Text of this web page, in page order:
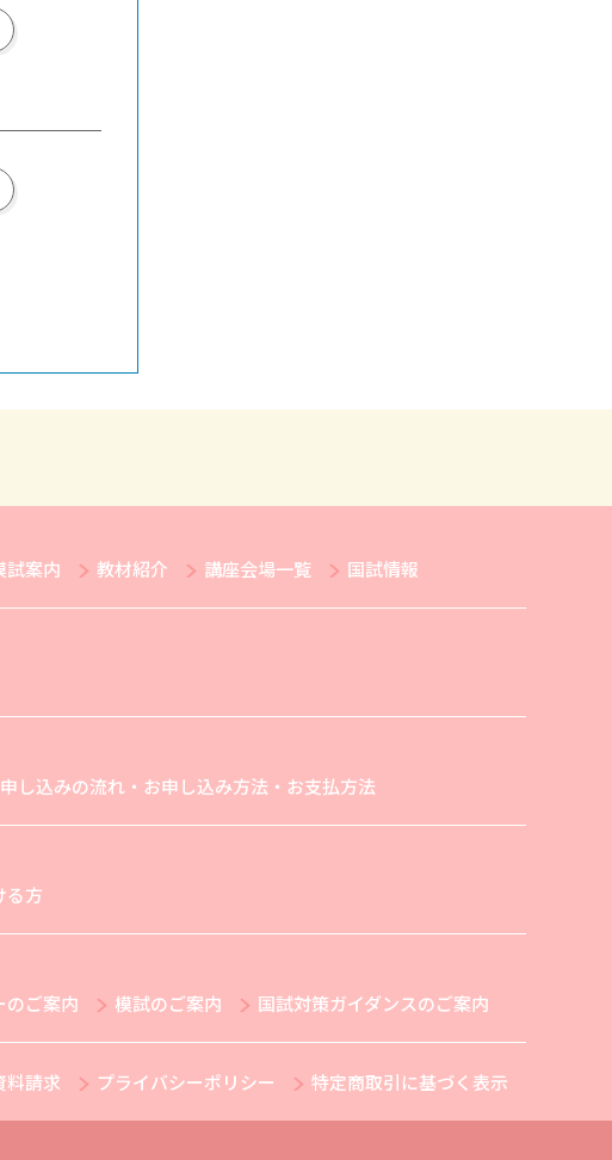
試案内 教材紹介 講座会場一覧 国試情報
し込みの流れ・お申し込み方法・お支払方法
る方
のご案内 模試のご案内 国試対策ガイダンスのご案内
料請求 プライバシーポリシー 特定商取引に基づく表示